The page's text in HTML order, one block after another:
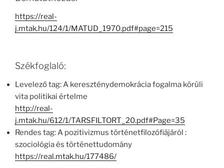
https://real-
j.mtak.hu/124/1/MATUD_1970.pdf#page=215
Székfoglaló:
Levelező tag: A kereszténydemokrácia fogalma körüli
vita politikai értelme
http://real-
j.mtak.hu/612/1/TARSFILTORT_20.pdf#Page=35
Rendes tag: A pozitivizmus történetfilozófiájáról :
szociológia és történettudomány
https://real.mtak.hu/177486/